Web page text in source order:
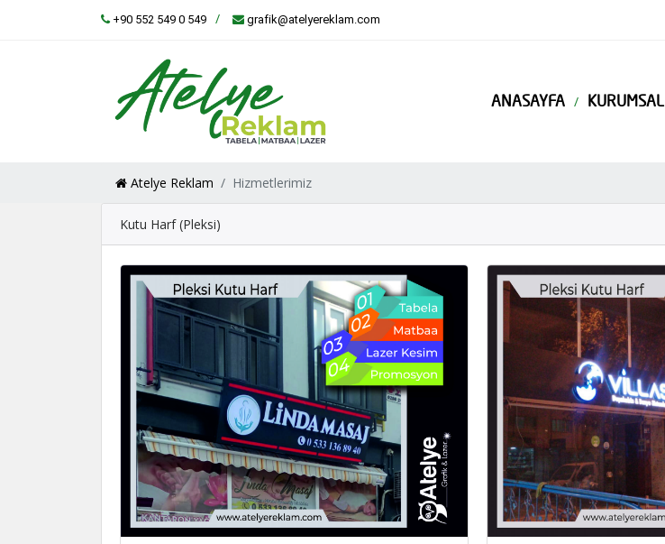
+90 552 549 0 549 grafik@atelyereklam.com
ANASAYFA KURUMSAL
Atelye Reklam Hizmetlerimiz
Kutu Harf (Pleksi)